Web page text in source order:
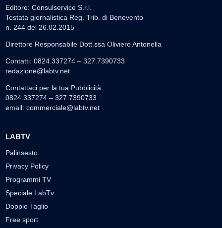
Editore: Consulservice S.r.l.
Testata giornalistica Reg. Trib. di Benevento
n. 244 del 26.02.2015
Direttore Responsabile Dott.ssa Oliviero Antonella
Contatti: 0824.337274 – 327.7390733
redazione@labtv.net
Contattaci per la tua Pubblicità:
0824.337274 – 327.7390733
email: commerciale@labtv.net
LABTV
Palinsesto
Privacy Policy
Programmi TV
Speciale LabTv
Doppio Taglio
Free sport